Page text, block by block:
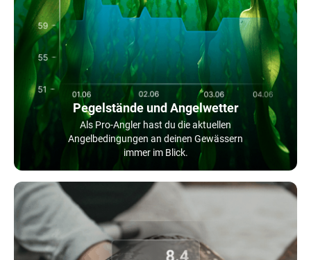
Pegelstände und Angelwetter
Als Pro-Angler hast du die aktuellen
Angelbedingungen an deinen Gewässern
immer im Blick.